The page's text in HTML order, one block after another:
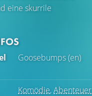
eine skurrile
Goosebumps (en)
Komödie,Abenteuer